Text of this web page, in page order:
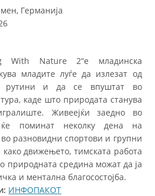
Германија
With Nature 2“е младинска
младите луѓе да излезат од
рутини и да се впуштат во
каде што природата станува
Живеејќи заедно во
ќе поминат неколку дена на
разновидни спортови и групни
како движењето, тимската работа
природната средина можат да ја
и ментална благосостојба.
ИНФОПАКОТ